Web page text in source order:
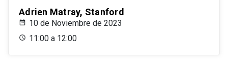
Adrien Matray, Stanford
10 de Noviembre de 2023
11:00 a 12:00